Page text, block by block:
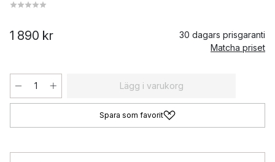
1 890 kr
30 dagars prisgaranti
Matcha priset
Lägg i varukorg
Spara som favorit